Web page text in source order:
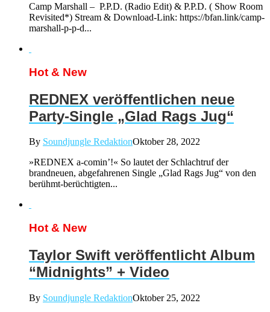
Camp Marshall – P.P.D. (Radio Edit) & P.P.D. ( Show Room
Revisited*) Stream & Download-Link: https://bfan.link/camp-
marshall-p-p-d...
Hot & New
REDNEX veröffentlichen neue
Party-Single „Glad Rags Jug“
By Soundjungle RedaktionOktober 28, 2022
»REDNEX a-comin’!« So lautet der Schlachtruf der
brandneuen, abgefahrenen Single „Glad Rags Jug“ von den
berühmt-berüchtigten...
Hot & New
Taylor Swift veröffentlicht Album
“Midnights” + Video
By Soundjungle RedaktionOktober 25, 2022